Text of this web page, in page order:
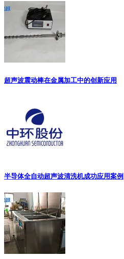
超声波震动棒在金属加工中的创新应用
半导体全自动超声波清洗机成功应用案例